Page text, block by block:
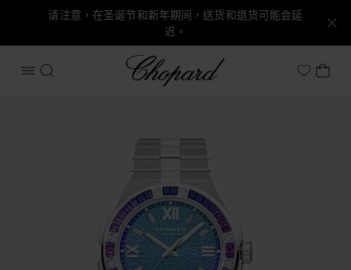
请注意，在圣诞节和新年期间，送货和退货可能会延
迟。
打开菜单
搜索
Chopard
My我